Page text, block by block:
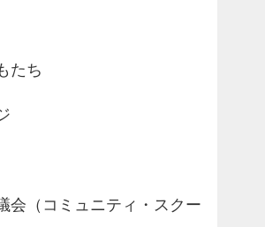
たち
会（コミュニティ・スクー